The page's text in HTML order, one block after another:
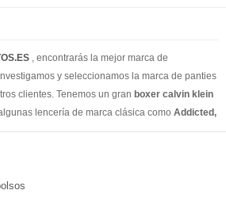
, encontrarás la mejor marca de
Investigamos y seleccionamos la marca de panties
clientes. Tenemos un gran boxer calvin klein
lencería de marca clásica como Addicted,
. Además de los calzoncillos de estilo
para hombres, slip y tangas para
encontrar todos los estilos de ropa interior que
Puedes encontrar su estilo en nuestra tienda
tiene 15 días para volver ... ¡envío